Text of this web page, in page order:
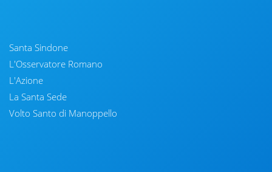
Santa Sindone
L'Osservatore Romano
L'Azione
La Santa Sede
Volto Santo di Manoppello